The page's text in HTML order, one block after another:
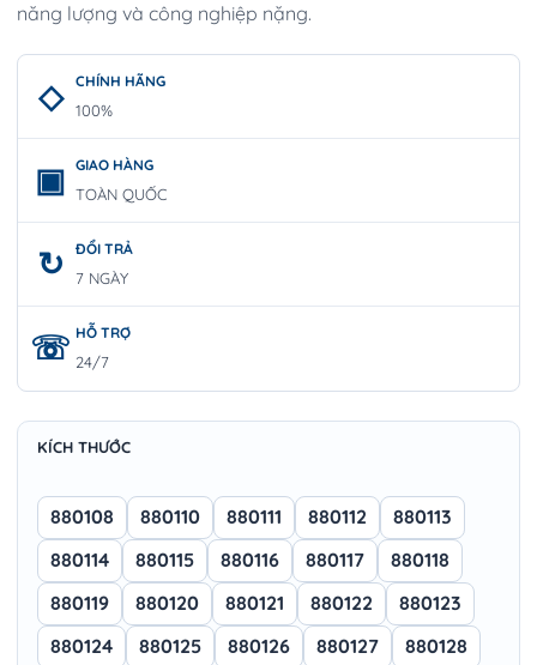
năng lượng và công nghiệp nặng.
CHÍNH HÃNG
100%
GIAO HÀNG
TOÀN QUỐC
ĐỔI TRẢ
7 NGÀY
HỖ TRỢ
24/7
KÍCH THƯỚC
880108 880110 880111 880112
880113
880114
880115 880116 880117
880118
880119
880120 880121 880122
880123
880124
880125 880126 880127
880128